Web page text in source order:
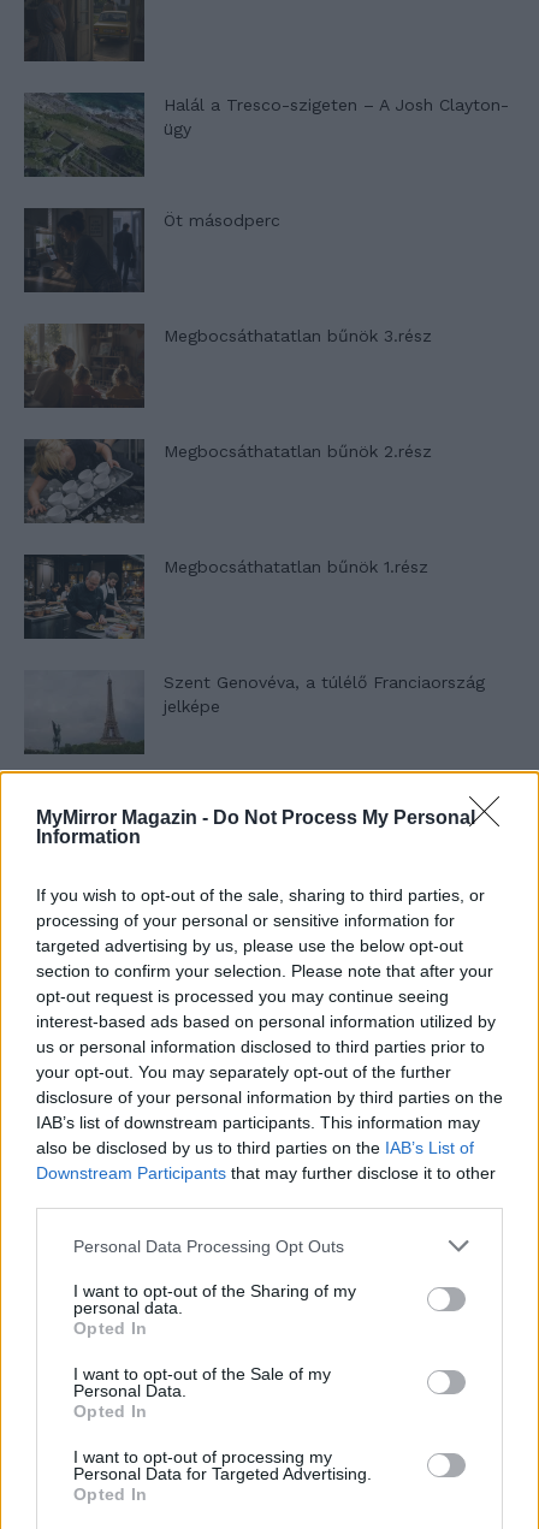
MyMirror Magazin - Do Not Process My Personal
Information
If you wish to opt-out of the sale, sharing to third parties, or
processing of your personal or sensitive information for
targeted advertising by us, please use the below opt-out
section to confirm your selection. Please note that after your
opt-out request is processed you may continue seeing
interest-based ads based on personal information utilized by
us or personal information disclosed to third parties prior to
your opt-out. You may separately opt-out of the further
disclosure of your personal information by third parties on the
IAB’s list of downstream participants. This information may
also be disclosed by us to third parties on the IAB’s List of
Downstream Participants that may further disclose it to other
Personal Data Processing Opt Outs
I want to opt-out of the Sharing of my
personal data.
Opted In
I want to opt-out of the Sale of my
Personal Data.
Opted In
I want to opt-out of processing my
Personal Data for Targeted Advertising.
Opted In
Halál a Tresco-szigeten – A Josh Clayton-
ügy
Öt másodperc
Megbocsáthatatlan bűnök 3.rész
Megbocsáthatatlan bűnök 2.rész
Megbocsáthatatlan bűnök 1.rész
Szent Genovéva, a túlélő Franciaország
jelképe
Minka 11. rész
T. szereti a fiatal lányokat 14. rész
Pedig szóltam… – Miért nem hiszünk a
nőknek, amikor segítséget kérnek?
A legidegesítőbb kifejezések laza
gyűjteménye
Elyna Robbs: Adéle és az örökölt árnyak
13. rész